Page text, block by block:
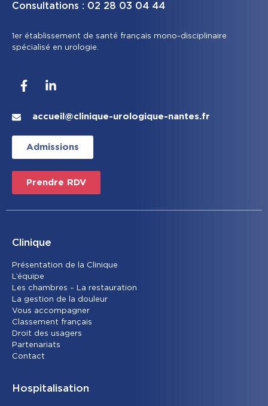
Consultations : 02 28 03 04 44
1er établissement de santé français mono-disciplinaire
spécialisé en urologie.
accueil@clinique-urologique-nantes.fr
Admissions
Prendre RDV
Clinique
Présentation de la Clinique
L’équipe
Les chambres – La restauration
La gestion de la douleur
Vous accompagner
Classement français
Droit des usagers
Partenariats
Contact
Hospitalisation